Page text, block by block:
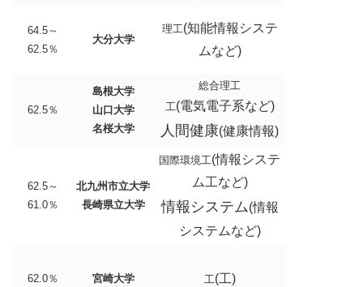
64.5～
62.5％
大分大学
理工(知能情報システ
ムなど)
62.5％
島根大学
山口大学
名桜大学
総合理工
工(電気電子系など)
人間健康(健康情報)
62.5～
61.0％
北九州市立大学
長崎県立大学
国際環境工(情報システ
ム工など)
情報システム(情報
システムなど)
62.0％ 宮崎大学 工(工)